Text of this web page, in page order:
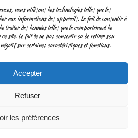
nous utilisons des technologies telles que les
aux informations des appareils. Le fait de consentir à
traiter des données telles que le comportement de
site. Le fait de ne pas consentir ou de retirer son
sur certaines caractéristiques et fonctions.
Accepter
Refuser
les préférences
CGV
Traitement des données personnelles